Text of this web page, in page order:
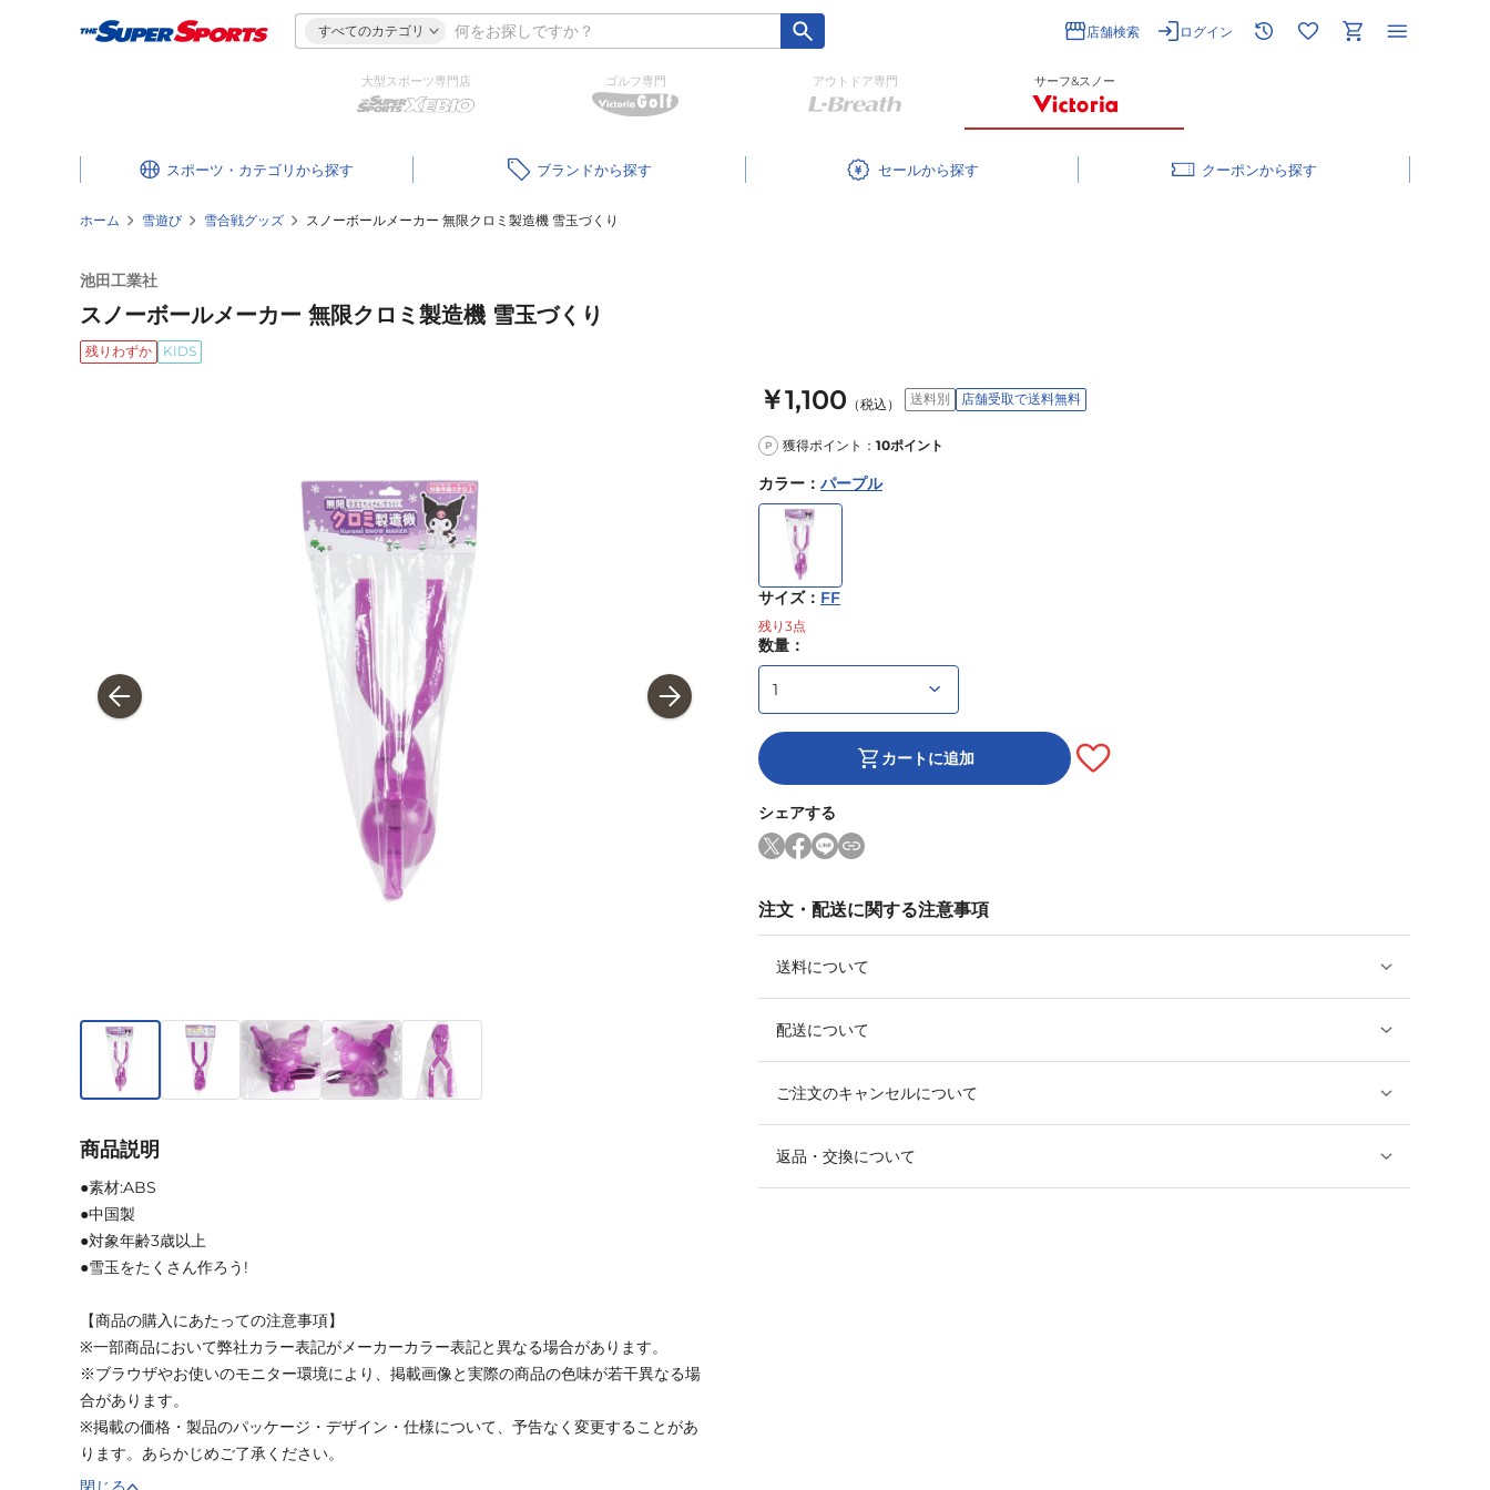
すべてのカテゴリ 店舗検索 ログイン
大型スポーツ専門店 ゴルフ専門 アウトドア専門 サーフ&スノー
スポーツ・カテゴリ ブランド セール クーポン
ホーム 雪遊び 雪合戦グッズ スノーボールメーカー 無限クロミ製造機 雪玉づくり
池田工業社
スノーボールメーカー 無限クロミ製造機 雪玉づくり
残りわずか KIDS
￥1,100 （税込） 送料別 店舗受取で送料無料
P 獲得ポイント： 10ポイント
カラー ： パープル
サイズ： FF
残り 3点
数量：
カートに追加
シェアする
注文・配送に関する注意事項
送料について
配送について
ご注文のキャンセルについて
返品・交換について
商品説明
●素材:ABS
●中国製
●対象年齢3歳以上
●雪玉をたくさん作ろう!
【商品の購入にあたっての注意事項】
※一部商品において弊社カラー表記がメーカーカラー表記と異なる場合があります。
※ブラウザやお使いのモニター環境により、掲載画像と実際の商品の色味が若干異なる場
合があります。
※掲載の価格・製品のパッケージ・デザイン・仕様について、予告なく変更することがあ
ります。あらかじめご了承ください。